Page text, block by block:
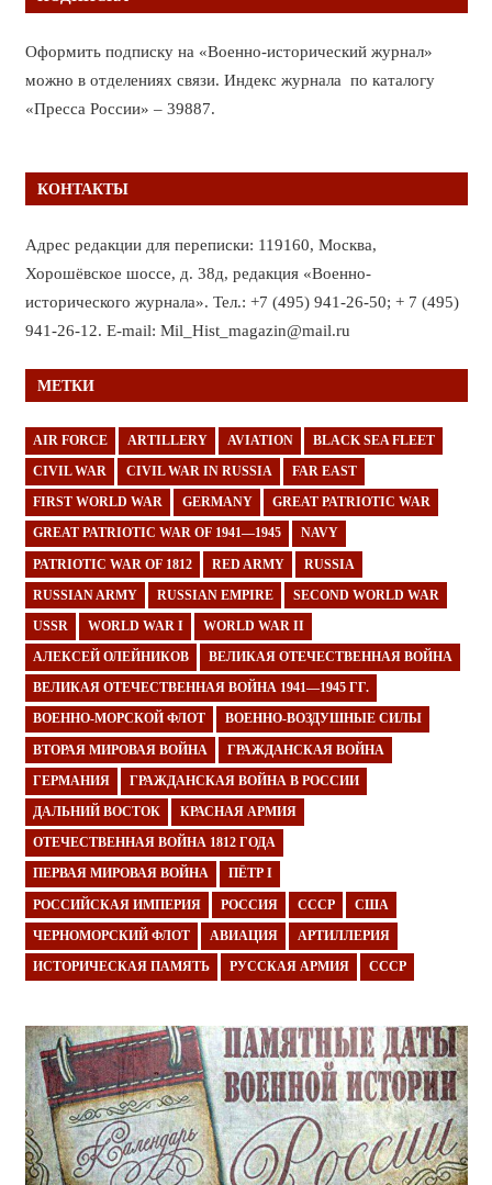
Оформить подписку на «Военно-исторический журнал»
можно в отделениях связи. Индекс журнала по каталогу
«Пресса России» – 39887.
КОНТАКТЫ
Адрес редакции для переписки: 119160, Москва,
Хорошёвское шоссе, д. 38д, редакция «Военно-
исторического журнала». Тел.: +7 (495) 941-26-50; + 7 (495)
941-26-12. E-mail: Mil_Hist_magazin@mail.ru
МЕТКИ
AIR FORCE ARTILLERY AVIATION BLACK SEA FLEET
CIVIL WAR CIVIL WAR IN RUSSIA FAR EAST
FIRST WORLD WAR GERMANY GREAT PATRIOTIC WAR
GREAT PATRIOTIC WAR OF 1941—1945 NAVY
PATRIOTIC WAR OF 1812 RED ARMY RUSSIA
RUSSIAN ARMY RUSSIAN EMPIRE SECOND WORLD WAR
USSR WORLD WAR I WORLD WAR II
АЛЕКСЕЙ ОЛЕЙНИКОВ ВЕЛИКАЯ ОТЕЧЕСТВЕННАЯ ВОЙНА
ВЕЛИКАЯ ОТЕЧЕСТВЕННАЯ ВОЙНА 1941—1945 ГГ.
ВОЕННО-МОРСКОЙ ФЛОТ ВОЕННО-ВОЗДУШНЫЕ СИЛЫ
ВТОРАЯ МИРОВАЯ ВОЙНА ГРАЖДАНСКАЯ ВОЙНА
ГЕРМАНИЯ ГРАЖДАНСКАЯ ВОЙНА В РОССИИ
ДАЛЬНИЙ ВОСТОК КРАСНАЯ АРМИЯ
ОТЕЧЕСТВЕННАЯ ВОЙНА 1812 ГОДА
ПЕРВАЯ МИРОВАЯ ВОЙНА ПЁТР I
РОССИЙСКАЯ ИМПЕРИЯ РОССИЯ СССР США
ЧЕРНОМОРСКИЙ ФЛОТ АВИАЦИЯ АРТИЛЛЕРИЯ
ИСТОРИЧЕСКАЯ ПАМЯТЬ РУССКАЯ АРМИЯ СССР